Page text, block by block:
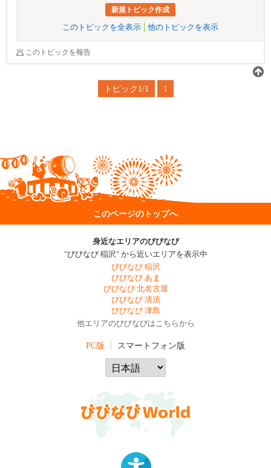
新規トピック作成
このトピックを全表示 他のトピックを表示
このトピックを報告
トピック1/1 1
このページのトップへ
身近なエリアのびびなび
"びびなび 稲沢" から近いエリアを表示中
びびなび 稲沢
びびなび あま
びびなび 北名古屋
びびなび 清須
びびなび 津島
他エリアのびびなびはこちらから
PC版 スマートフォン版